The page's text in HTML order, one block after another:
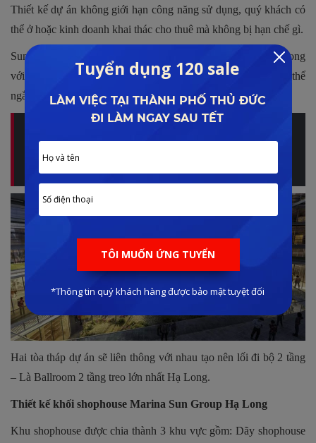
Thiết kế dự án không giới hạn công năng sử dụng, quý khách có
thể ở hoặc kinh doanh khai thác cho thuê mà không bị hạn chế gì.
Sun Marina Town là căn hộ hạng sang đầu tiên bên vịnh Hạ Long
với kiến trúc phong cách Singapore. Từ căn hộ cư dân có thể
ngắm mọi hòn đảo lớn nhỏ trong vịnh Hạ Long.
Hai tòa tháp dự án sẽ liên thông với nhau tạo nên lối đi bộ 2 tầng
– Là Ballroom 2 tầng treo lớn nhất Hạ Long.
Thiết kế khối shophouse Marina Sun Group Hạ Long
Khu shophouse được chia thành 3 khu vực gồm: Dãy shophouse